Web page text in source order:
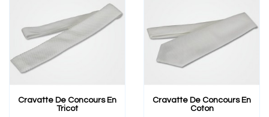
Cravatte De Concours En
Tricot
Cravatte De Concours En
Coton